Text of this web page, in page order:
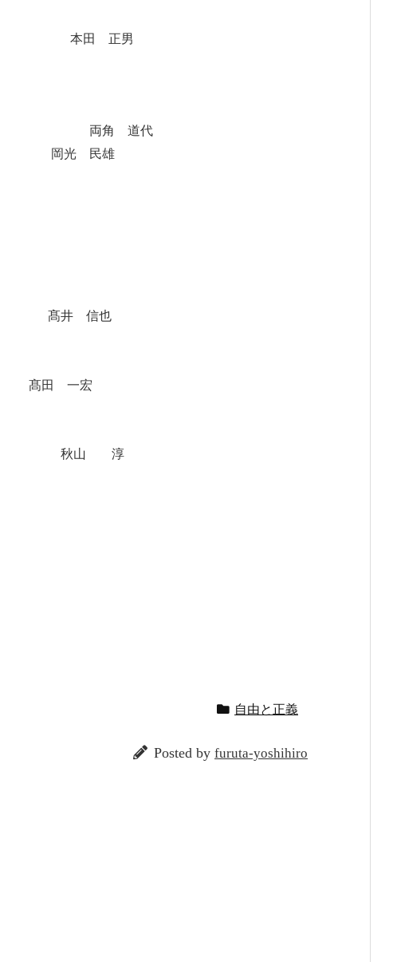
～ 本田 正男
』 両角 道代
』 岡光 民雄
髙井 信也
髙田 一宏
秋山 淳
自由と正義
Posted by furuta-yoshihiro